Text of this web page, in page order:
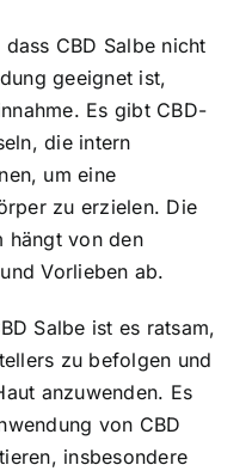
CBD Salbe nicht
geeignet ist,
Es gibt CBD-
die intern
um eine
zu erzielen. Die
hängt von den
Vorlieben ab.
Salbe ist es ratsam,
zu befolgen und
anzuwenden. Es
von CBD
insbesondere